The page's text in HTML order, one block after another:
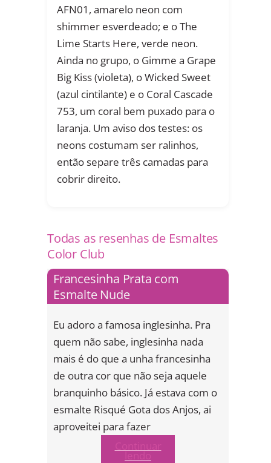
AFN01, amarelo neon com
shimmer esverdeado; e o The
Lime Starts Here, verde neon.
Ainda no grupo, o Gimme a Grape
Big Kiss (violeta), o Wicked Sweet
(azul cintilante) e o Coral Cascade
753, um coral bem puxado para o
laranja. Um aviso dos testes: os
neons costumam ser ralinhos,
então separe três camadas para
cobrir direito.
Todas as resenhas de Esmaltes
Color Club
Francesinha Prata com
Esmalte Nude
Eu adoro a famosa inglesinha. Pra
quem não sabe, inglesinha nada
mais é do que a unha francesinha
de outra cor que não seja aquele
branquinho básico. Já estava com o
esmalte Risqué Gota dos Anjos, ai
aproveitei para fazer
lendo